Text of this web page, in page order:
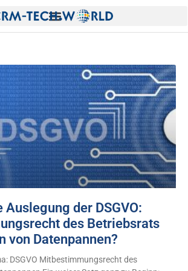
Auslegung der DSGVO:
des Betriebsrats
von Datenpannen?
DSGVO Mitbestimmungsrecht des